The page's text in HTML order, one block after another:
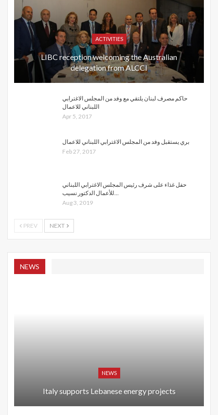
ACTIVITIES
LIBC reception welcoming the Australian
delegation from ALCCI
حاكم مصرف لبنان يلتقي مع وفد من المجلس الاغترابي
اللبناني للاعمال
Apr 5, 2017
بري يستقبل وفد من المجلس الاغترابي اللبناني للاعمال
Feb 27, 2017
حفل غذاء على شرف رئيس المجلس الاغترابي اللبناني
للأعمال الدكتور نسيب…
Aug 3, 2019
PREV NEXT
NEWS
NEWS
Italy supports Lebanese energy projects